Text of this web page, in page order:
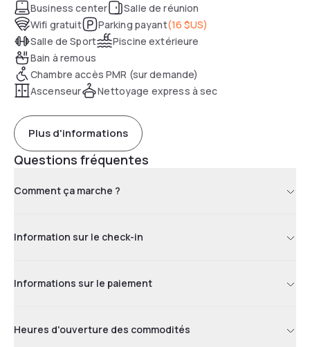
Business center
Salle de réunion
Wifi gratuit
Parking payant(16 $US)
Salle de Sport
Piscine extérieure
Bain à remous
Chambre accès PMR (sur demande)
Ascenseur
Nettoyage express à sec
Plus d'informations
Questions fréquentes
Comment ça marche ?
Information sur le check-in
Informations sur le paiement
Heures d'ouverture des commodités